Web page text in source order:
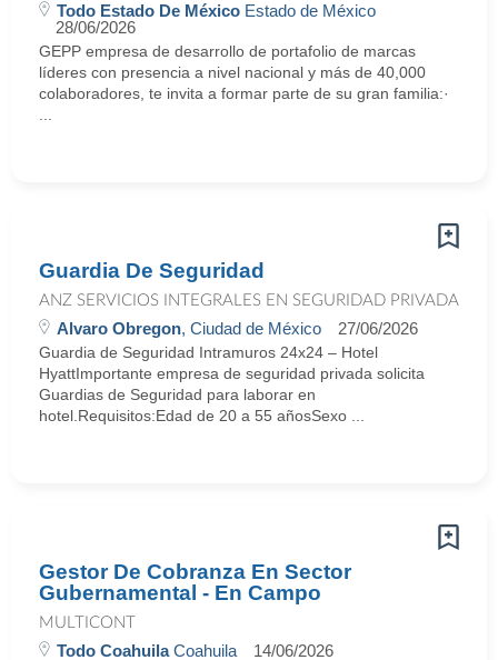
Todo Estado De México Estado de México
28/06/2026
GEPP empresa de desarrollo de portafolio de marcas
líderes con presencia a nivel nacional y más de 40,000
colaboradores, te invita a formar parte de su gran familia:·
Guardia De Seguridad
ANZ SERVICIOS INTEGRALES EN SEGURIDAD PRIVADA
Alvaro Obregon, Ciudad de México 27/06/2026
Guardia de Seguridad Intramuros 24x24 – Hotel
HyattImportante empresa de seguridad privada solicita
Guardias de Seguridad para laborar en
hotel.Requisitos:Edad de 20 a 55 añosSexo ...
Gestor De Cobranza En Sector
Gubernamental - En Campo
MULTICONT
Todo CoahuilaCoahuila 14/06/2026